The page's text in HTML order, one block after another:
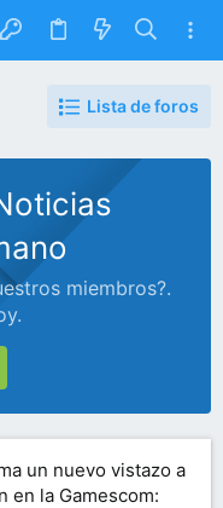
Lista de foros
miembros?.
un nuevo vistazo a
en la Gamescom: